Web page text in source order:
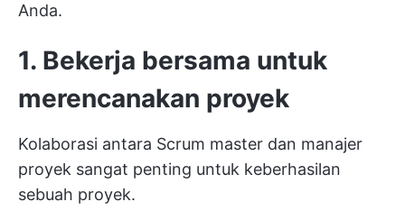
Anda.
1. Bekerja bersama untuk
merencanakan proyek
Kolaborasi antara Scrum master dan manajer
proyek sangat penting untuk keberhasilan
sebuah proyek.